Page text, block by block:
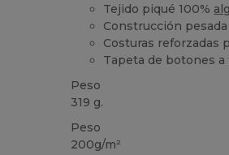
Tejido piqué 100%
Construcción
Costuras reforzadas
Tapeta de botones a
Peso
319 g.
Peso
200g/m²